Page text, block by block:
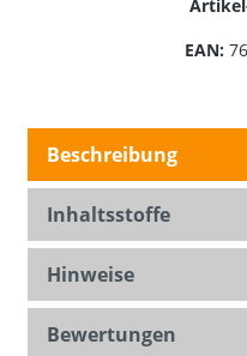
EAN:
Beschreibung
Inhaltsstoffe
Hinweise
Bewertungen